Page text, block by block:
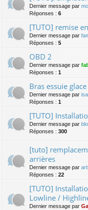
Dernier message par
Réponses : 6
[TUTO] remise
Dernier message par
Réponses : 5
OBD 2
Dernier message par
Réponses : 1
Bras essuie
Dernier message par
Réponses : 1
[TUTO]
Dernier message par
Réponses : 300
[tuto]
arrières
Dernier message par
Réponses : 22
[TUTO]
Lowline /
Dernier message par